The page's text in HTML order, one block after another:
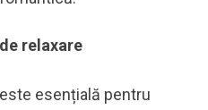
relaxare
esențială pentru